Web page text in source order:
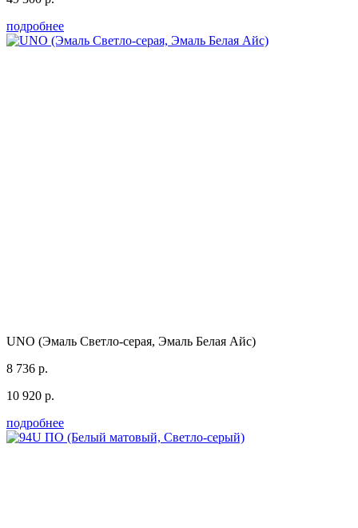
подробнее
UNO (Эмаль Светло-серая, Эмаль Белая Айс)
8 736 р.
10 920 р.
подробнее